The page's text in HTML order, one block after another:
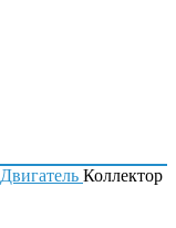
Двигатель Коллектор